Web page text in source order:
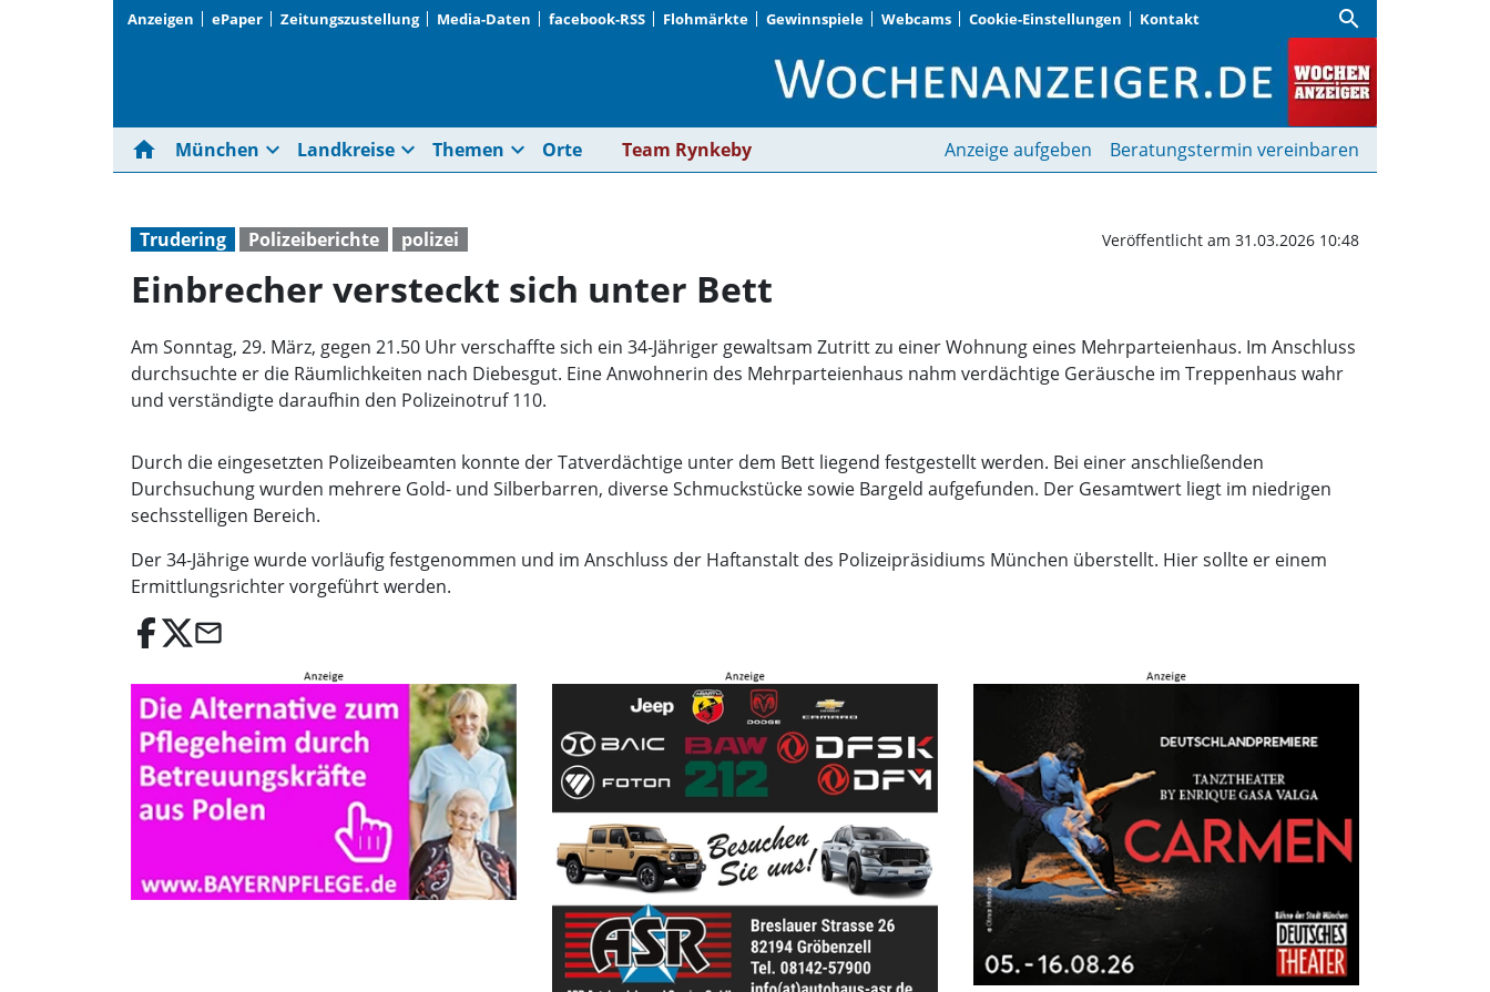
Anzeigen ePaper Zeitungszustellung Media-Daten facebook-RSS Flohmärkte Gewinnspiele Webcams Cookie-Einstellungen Kontakt search
Einbrecher versteckt sich unter Bett |
home München expand_more Landkreise expand_more Themen expand_more Orte Team Rynkeby Anzeige aufgeben Beratungstermin vereinbaren
Trudering Polizeiberichte polizei Veröffentlicht am 31.03.2026 10:48
Einbrecher versteckt sich unter Bett
Am Sonntag, 29. März, gegen 21.50 Uhr verschaffte sich ein 34-Jähriger gewaltsam Zutritt zu einer Wohnung eines Mehrparteienhaus. Im Anschluss
durchsuchte er die Räumlichkeiten nach Diebesgut. Eine Anwohnerin des Mehrparteienhaus nahm verdächtige Geräusche im Treppenhaus wahr
und verständigte daraufhin den Polizeinotruf 110.
Durch die eingesetzten Polizeibeamten konnte der Tatverdächtige unter dem Bett liegend festgestellt werden. Bei einer anschließenden
Durchsuchung wurden mehrere Gold- und Silberbarren, diverse Schmuckstücke sowie Bargeld aufgefunden. Der Gesamtwert liegt im niedrigen
sechsstelligen Bereich.
Der 34-Jährige wurde vorläufig festgenommen und im Anschluss der Haftanstalt des Polizeipräsidiums München überstellt. Hier sollte er einem
Ermittlungsrichter vorgeführt werden.
email